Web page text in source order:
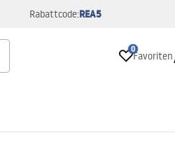
Rabattcode:REA5
0
Favoriten